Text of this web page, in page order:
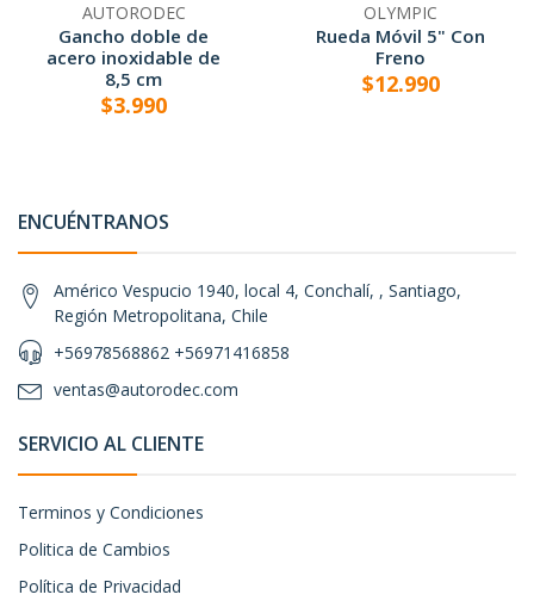
AUTORODEC
Gancho doble de
acero inoxidable de
8,5 cm
$3.990
OLYMPIC
Rueda Móvil 5" Con
Freno
$12.990
ENCUÉNTRANOS
Américo Vespucio 1940, local 4, Conchalí, , Santiago,
Región Metropolitana, Chile
+56978568862 +56971416858
ventas@autorodec.com
SERVICIO AL CLIENTE
Terminos y Condiciones
Politica de Cambios
Política de Privacidad